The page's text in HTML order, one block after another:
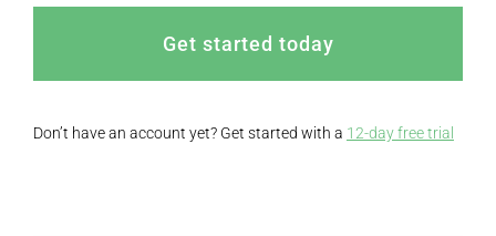
Get started today
Don’t have an account yet? Get started with a 12-day free trial